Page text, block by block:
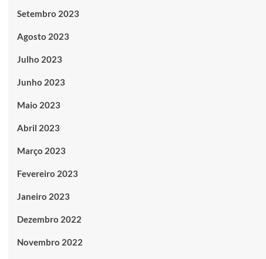
Setembro 2023
Agosto 2023
Julho 2023
Junho 2023
Maio 2023
Abril 2023
Março 2023
Fevereiro 2023
Janeiro 2023
Dezembro 2022
Novembro 2022